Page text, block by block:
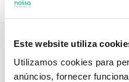
Este website utiliza
Utilizamos cookies para
anúncios, fornecer
Descrição do